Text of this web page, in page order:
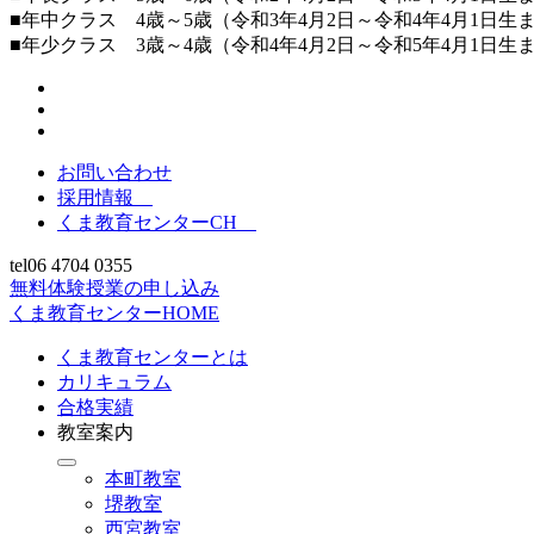
■年中クラス 4歳～5歳（令和3年4月2日～令和4年4月1日生ま
■年少クラス 3歳～4歳（令和4年4月2日～令和5年4月1日生ま
お問い合わせ
採用情報
くま教育センターCH
tel06 4704 0355
無料体験授業の申し込み
くま教育センターHOME
くま教育センターとは
カリキュラム
合格実績
教室案内
本町教室
堺教室
西宮教室